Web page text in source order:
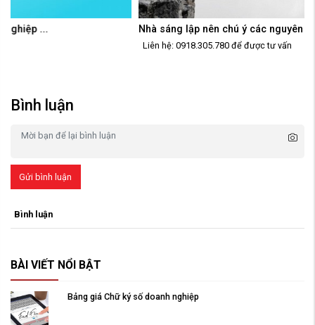
Nhà sáng lập nên chú ý các nguyên tắc khi khởi ...
  Liên hệ: 0918.305.780 để được tư vấn
Bình luận
Gửi bình luận
Bình luận
BÀI VIẾT NỔI BẬT
Bảng giá Chữ ký số doanh nghiệp